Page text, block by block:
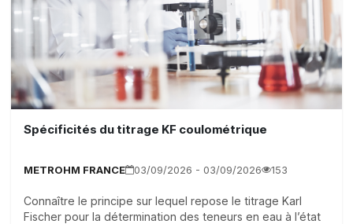
Spécificités du titrage KF coulométrique
METROHM FRANCE 03/09/2026 - 03/09/2026 153
Connaître le principe sur lequel repose le titrage Karl
Fischer pour la détermination des teneurs en eau à l’état